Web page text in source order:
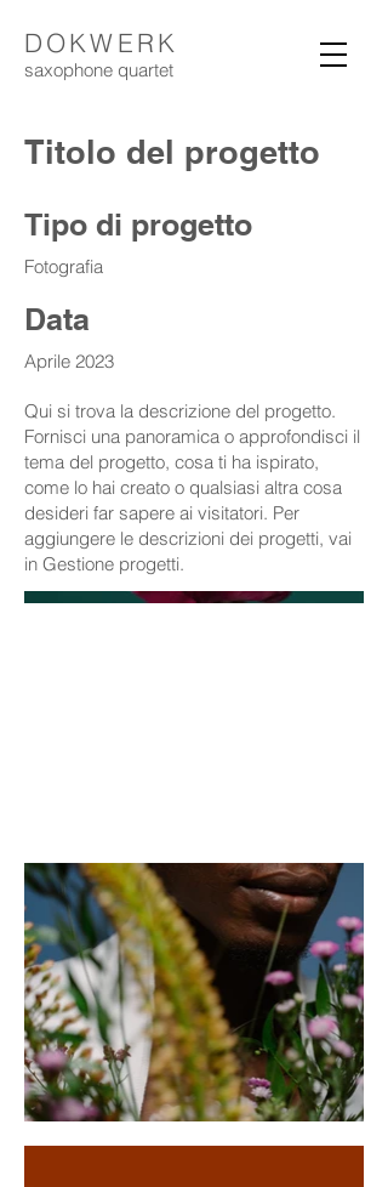
DOKWERK
saxophone quartet
Titolo del progetto
Tipo di progetto
Fotografia
Data
Aprile 2023
Qui si trova la descrizione del progetto.
Fornisci una panoramica o approfondisci il
tema del progetto, cosa ti ha ispirato,
come lo hai creato o qualsiasi altra cosa
desideri far sapere ai visitatori. Per
aggiungere le descrizioni dei progetti, vai
in Gestione progetti.